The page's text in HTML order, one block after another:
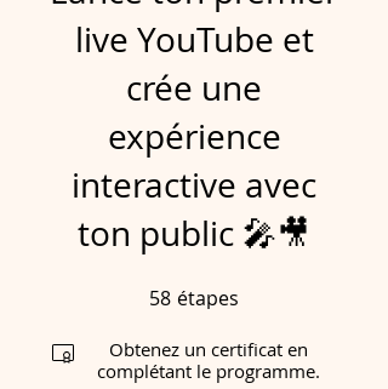
live YouTube et
crée une
expérience
interactive avec
ton public 🎤🎥
58 étapes
Obtenez un certificat en
complétant le programme.